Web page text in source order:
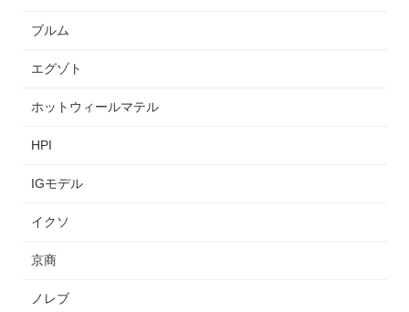
ブルム
エグゾト
ホットウィールマテル
HPI
IGモデル
イクソ
京商
ノレブ